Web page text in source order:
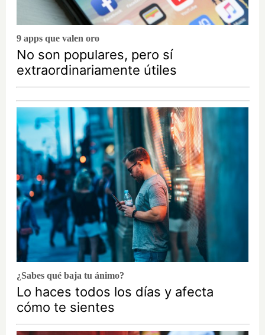
9 apps que valen oro
No son populares, pero sí
extraordinariamente útiles
¿Sabes qué baja tu ánimo?
Lo haces todos los días y afecta
cómo te sientes